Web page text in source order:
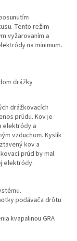
Tento režim
vyžarovaním a
na minimum.
drážky
drážkovacích
prúdu. Kov je
elektródy a
vzduchom. Kyslík
kov a
prúd by mal
elektródy.
podávača drôtu
kvapalinou GRA